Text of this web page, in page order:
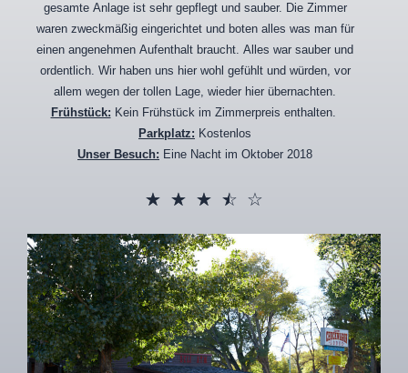
gesamte Anlage ist sehr gepflegt und sauber. Die Zimmer
waren zweckmäßig eingerichtet und boten alles was man für
einen angenehmen Aufenthalt braucht. Alles war sauber und
ordentlich. Wir haben uns hier wohl gefühlt und würden, vor
allem wegen der tollen Lage, wieder hier übernachten.
Frühstück: Kein Frühstück im Zimmerpreis enthalten.
Parkplatz: Kostenlos
Unser Besuch: Eine Nacht im Oktober 2018
☆ ☆ ☆ ☆ ☆